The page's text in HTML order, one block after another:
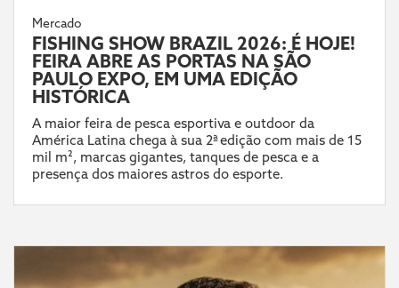
Mercado
FISHING SHOW BRAZIL 2026: É HOJE!
FEIRA ABRE AS PORTAS NA SÃO
PAULO EXPO, EM UMA EDIÇÃO
HISTÓRICA
A maior feira de pesca esportiva e outdoor da
América Latina chega à sua 2ª edição com mais de 15
mil m², marcas gigantes, tanques de pesca e a
presença dos maiores astros do esporte.